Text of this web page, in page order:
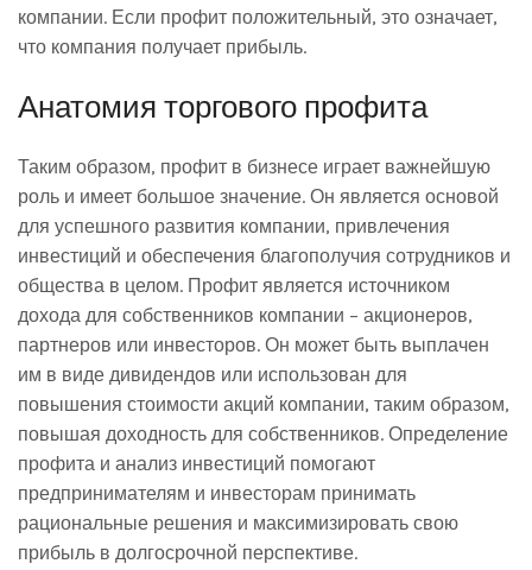
компании. Если профит положительный, это означает,
что компания получает прибыль.
Анатомия торгового профита
Таким образом, профит в бизнесе играет важнейшую
роль и имеет большое значение. Он является основой
для успешного развития компании, привлечения
инвестиций и обеспечения благополучия сотрудников и
общества в целом. Профит является источником
дохода для собственников компании – акционеров,
партнеров или инвесторов. Он может быть выплачен
им в виде дивидендов или использован для
повышения стоимости акций компании, таким образом,
повышая доходность для собственников. Определение
профита и анализ инвестиций помогают
предпринимателям и инвесторам принимать
рациональные решения и максимизировать свою
прибыль в долгосрочной перспективе.